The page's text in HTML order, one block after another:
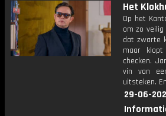
Het
Op het
om zo
dat zwarte
maar
checken.
vin van
uitsteken.
29-06-